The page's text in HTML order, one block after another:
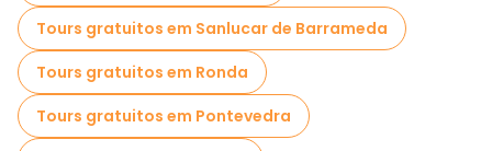
Tours gratuitos em Sanlucar de Barrameda
Tours gratuitos em Ronda
Tours gratuitos em Pontevedra